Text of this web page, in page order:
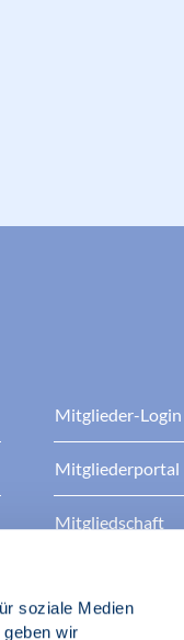
soziale Medien
wir
Mitglieder-Login
Mitgliederportal
Mitgliedschaft
BDP